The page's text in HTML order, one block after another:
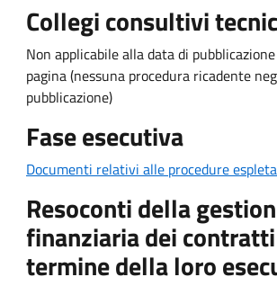
Collegi consultivi
Non applicabile alla data di
pagina (nessuna procedura ricadente
pubblicazione)
Fase esecutiva
Documenti relativi alle procedure
Resoconti della
finanziaria dei
termine della loro